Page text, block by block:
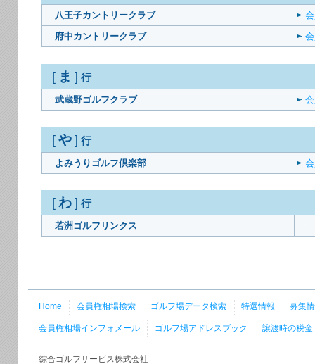
八王子カントリークラブ
府中カントリークラブ
[ ま ] 行
武蔵野ゴルフクラブ
[ や ] 行
よみうりゴルフ倶楽部
[ わ ] 行
若洲ゴルフリンクス
Home 会員権相場検索 ゴルフ場データ検索 特選情報 募集
会員権相場インフォメール ゴルフ場アドレスブック 譲渡時の税金
綜合ゴルフサービス株式会社